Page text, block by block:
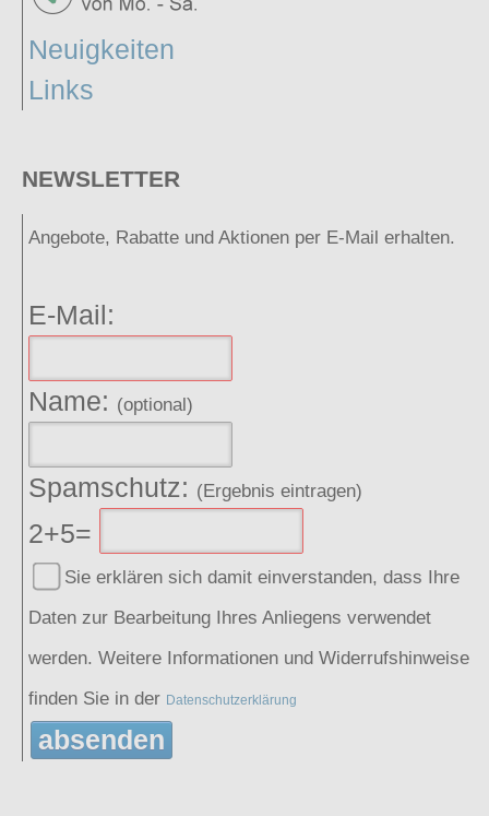
Neuigkeiten
Links
NEWSLETTER
Angebote, Rabatte und Aktionen per E-Mail erhalten.
E-Mail:
Name: (optional)
Spamschutz: (Ergebnis eintragen)
2+5=
Sie erklären sich damit einverstanden, dass Ihre
Daten zur Bearbeitung Ihres Anliegens verwendet
werden. Weitere Informationen und Widerrufshinweise
finden Sie in der Datenschutzerklärung
absenden